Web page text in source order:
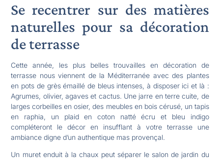
Se recentrer sur des matières
naturelles pour sa décoration
de terrasse
Cette année, les plus belles trouvailles en décoration de
terrasse nous viennent de la Méditerranée avec des plantes
en pots de grès émaillé de bleus intenses, à disposer ici et là :
Agrumes, olivier, agaves et cactus. Une jarre en terre cuite, de
larges corbeilles en osier, des meubles en bois cérusé, un tapis
en raphia, un plaid en coton natté écru et bleu indigo
compléteront le décor en insufflant à votre terrasse une
ambiance digne d’un authentique mas provençal.
Un muret enduit à la chaux peut séparer le salon de jardin du